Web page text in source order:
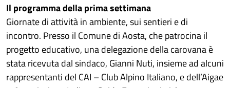
Il programma della prima settimana
Giornate di attività in ambiente, sui sentieri e di
incontro. Presso il Comune di Aosta, che patrocina il
progetto educativo, una delegazione della carovana è
stata ricevuta dal sindaco, Gianni Nuti, insieme ad alcuni
rappresentanti del CAI – Club Alpino Italiano, e dell’Aigae